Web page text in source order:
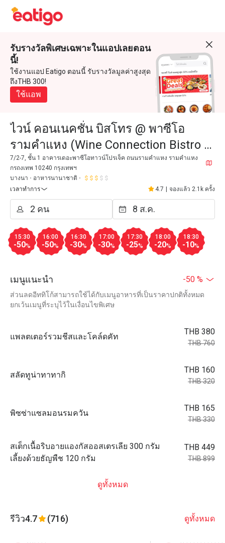
รับรางวัลพิเศษเฉพาะในแอปเลยตอน
นี้!
ใช้งานแอป Eatigo ตอนนี้ รับรางวัลมูลค่าสูงสุด
ถึงTHB 300!
ใช้แอพ
ไวน์ คอนเนคชั่น บิสโทร @ พาซีโอ
รามคำแหง (Wine Connection Bistro @
The Paseo Ramkamhaeng)
7/2-7, ชั้น 1 อาคารเดอะพาซีโอทาวน์โปรเจ็ค ถนนรามคำแหง รามคำแหง
กรถงเทพ 10240 กรุงเทพฯ
บางนา
อาหารนานาชาติ
เวลาทำการ
4.7 จองแล้ว 2.1k ครั้ง
15:30
-50%
16:00
-50%
16:30
-30%
17:00
-30%
17:30
-25%
18:00
-20%
18:30
-10%
เมนูแนะนำ -50 %
ส่วนลดอีททิโก้สามารถใช้ได้กับเมนูอาหารที่เป็นราคาปกติทั้งหมด
ยกเว้นเมนูที่ระบุไว้ในเงื่อนไขพิเศษ
แพลตเตอร์รวมชีสและโคล์ดคัท
THB 380
THB 760
สลัดทูน่าทาทากิ
THB 160
THB 320
พิซซ่าแซลมอนรมควัน
THB 165
THB 330
สเต็กเนื้อริบอายแองกัสออสเตรเลีย 300 กรัม
เลี้ยงด้วยธัญพืช 120 กรัม
THB 449
THB 899
ดูทั้งหมด
รีวิว4.7 (716) ดูทั้งหมด